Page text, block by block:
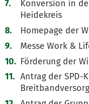
Konversion in
Heidekreis
Homepage der
Messe Work &
Förderung der
Antrag der SPD-